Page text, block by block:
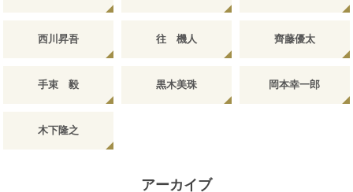
西川昇吾 往 機人 齊藤優太
手束 毅 黒木美珠 岡本幸一郎
木下隆之
アーカイブ